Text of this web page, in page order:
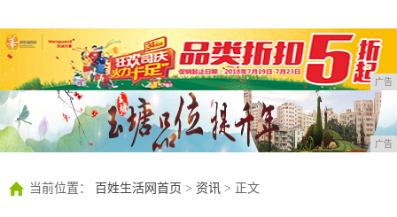
广告
广告
当前位置： 百姓生活网首页 > 资讯 > 正文